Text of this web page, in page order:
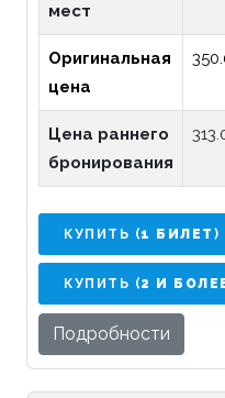
мест
Оригинальная
цена
Цена раннего
бронирования
КУПИТЬ (1 БИЛЕТ )
КУПИТЬ (2 И
Подробности